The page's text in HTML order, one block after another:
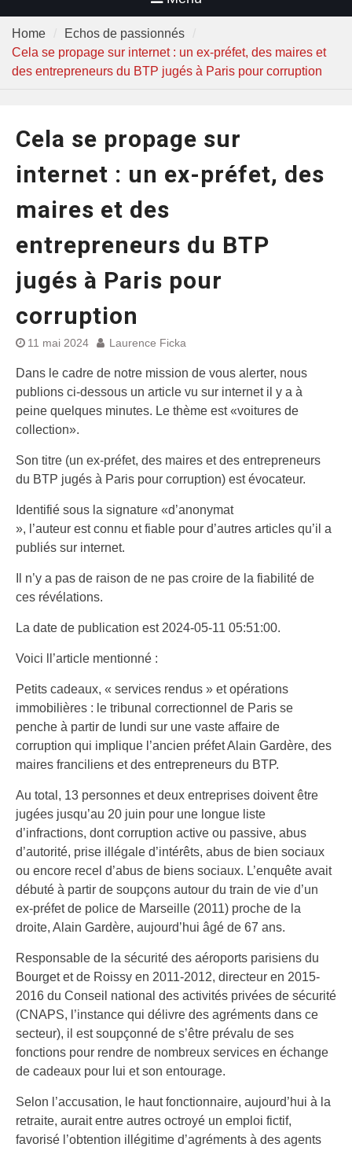
Home
Echos de passionnés
Cela se propage sur internet : un ex-préfet, des maires et
des entrepreneurs du BTP jugés à Paris pour corruption
Cela se propage sur
internet : un ex-préfet, des
maires et des
entrepreneurs du BTP
jugés à Paris pour
corruption
11 mai 2024 Laurence Ficka
Dans le cadre de notre mission de vous alerter, nous
publions ci-dessous un article vu sur internet il y a à
peine quelques minutes. Le thème est «voitures de
collection».
Son titre (un ex-préfet, des maires et des entrepreneurs
du BTP jugés à Paris pour corruption) est évocateur.
Identifié sous la signature «d’anonymat
», l’auteur est connu et fiable pour d’autres articles qu’il a
publiés sur internet.
Il n’y a pas de raison de ne pas croire de la fiabilité de
ces révélations.
La date de publication est 2024-05-11 05:51:00.
Voici ll’article mentionné :
Petits cadeaux, « services rendus » et opérations
immobilières : le tribunal correctionnel de Paris se
penche à partir de lundi sur une vaste affaire de
corruption qui implique l’ancien préfet Alain Gardère, des
maires franciliens et des entrepreneurs du BTP.
Au total, 13 personnes et deux entreprises doivent être
jugées jusqu’au 20 juin pour une longue liste
d’infractions, dont corruption active ou passive, abus
d’autorité, prise illégale d’intérêts, abus de bien sociaux
ou encore recel d’abus de biens sociaux. L’enquête avait
débuté à partir de soupçons autour du train de vie d’un
ex-préfet de police de Marseille (2011) proche de la
droite, Alain Gardère, aujourd’hui âgé de 67 ans.
Responsable de la sécurité des aéroports parisiens du
Bourget et de Roissy en 2011-2012, directeur en 2015-
2016 du Conseil national des activités privées de sécurité
(CNAPS, l’instance qui délivre des agréments dans ce
secteur), il est soupçonné de s’être prévalu de ses
fonctions pour rendre de nombreux services en échange
de cadeaux pour lui et son entourage.
Selon l’accusation, le haut fonctionnaire, aujourd’hui à la
retraite, aurait entre autres octroyé un emploi fictif,
favorisé l’obtention illégitime d’agréments à des agents